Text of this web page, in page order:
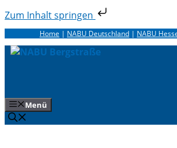
Zum Inhalt springen
Zum
Inhalt
springen
Home | NABU Deutschland | NABU
Menü